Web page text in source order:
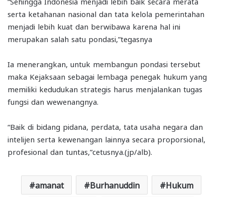
serta ketahanan nasional dan tata kelola pemerintahan
menjadi lebih kuat dan berwibawa karena hal ini
merupakan salah satu pondasi,”tegasnya
Ia menerangkan, untuk membangun pondasi tersebut
maka Kejaksaan sebagai lembaga penegak hukum yang
memiliki kedudukan strategis harus menjalankan tugas
fungsi dan wewenangnya.
“Baik di bidang pidana, perdata, tata usaha negara dan
intelijen serta kewenangan lainnya secara proporsional,
profesional dan tuntas,”cetusnya.(jp/alb).
amanat Burhanuddin Hukum